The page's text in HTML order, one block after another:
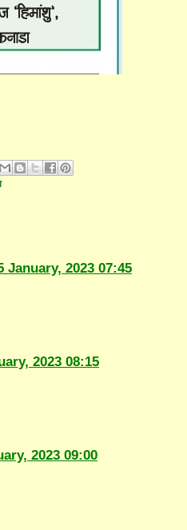
January, 2023 07:45
2023 08:15
2023 09:00